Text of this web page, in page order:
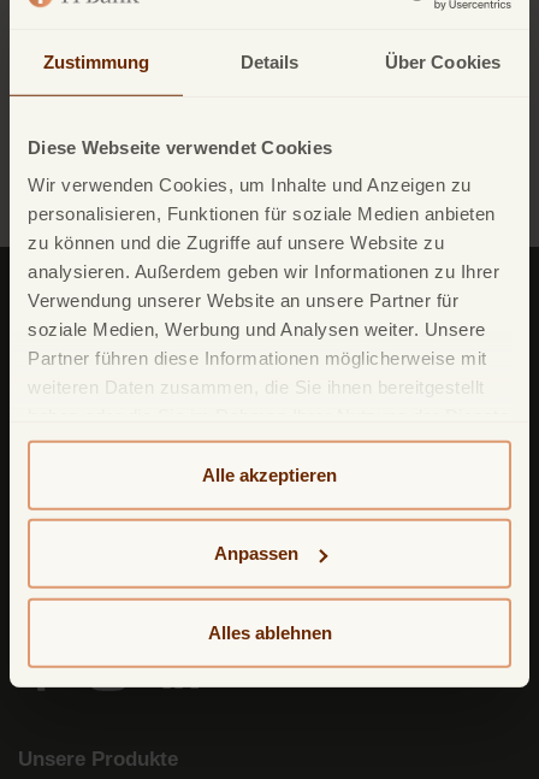
Zustimmung Details Über Cookies
Diese Webseite verwendet Cookies
Wir verwenden Cookies, um Inhalte und Anzeigen zu
personalisieren, Funktionen für soziale Medien anbieten
zu können und die Zugriffe auf unsere Website zu
analysieren. Außerdem geben wir Informationen zu Ihrer
Verwendung unserer Website an unsere Partner für
soziale Medien, Werbung und Analysen weiter. Unsere
Partner führen diese Informationen möglicherweise mit
weiteren Daten zusammen, die Sie ihnen bereitgestellt
gesammelt haben. Weitere detailliertere Informationen
finden Sie in unsererDatenschutzerklärung
Cookie-Policy. Das Impressum können Siehier
Alle akzeptieren
Anpassen
Alles ablehnen
Gemeinschaftskonto gehört. Sie können uns den
tagesgeld@tfbank.de
Avarda
Unsere Produkte